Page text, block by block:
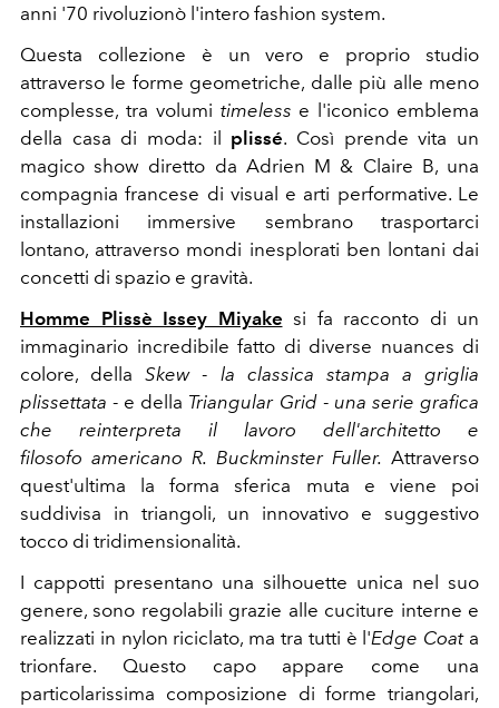
anni '70 rivoluzionò l'intero fashion system.
Questa collezione è un vero e proprio studio
attraverso le forme geometriche, dalle più alle meno
complesse, tra volumi timeless e l'iconico emblema
della casa di moda: il plissé. Così prende vita un
magico show diretto da Adrien M & Claire B, una
compagnia francese di visual e arti performative. Le
installazioni immersive sembrano trasportarci
lontano, attraverso mondi inesplorati ben lontani dai
concetti di spazio e gravità.
Homme Plissè Issey Miyake si fa racconto di un
immaginario incredibile fatto di diverse nuances di
colore, dellaSkew- la classica stampa a griglia
plissettata - e della Triangular Grid- una serie grafica
che reinterpreta il lavoro dell'architetto e
filosofo americano R. Buckminster Fuller. Attraverso
quest'ultima la forma sferica muta e viene poi
suddivisa in triangoli, un innovativo e suggestivo
tocco di tridimensionalità.
I cappotti presentano una silhouette unica nel suo
genere, sono regolabili grazie alle cuciture interne e
realizzati in nylon riciclato, ma tra tutti è l'Edge Coata
trionfare. Questo capo appare come una
particolarissima composizione di forme triangolari,